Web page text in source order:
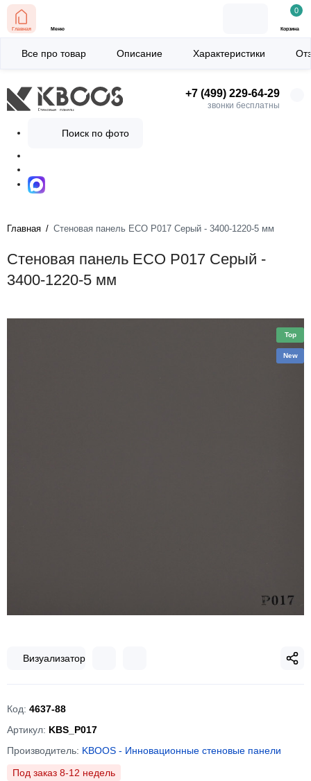
+7 (499) 229-64-29
звонки бесплатны
Поиск по фото
Главная Меню
0
Корзина
Главная Стеновая панель ECO P017 Серый - 3400-1220-5 мм
Стеновая панель ECO P017 Серый -
3400-1220-5 мм
Все про товар Описание Характеристики
Top
New
Визуализатор
Код: 4637-88
Артикул: KBS_P017
Производитель: KBOOS - Инновационные стеновые панели
Под заказ 8-12 недель